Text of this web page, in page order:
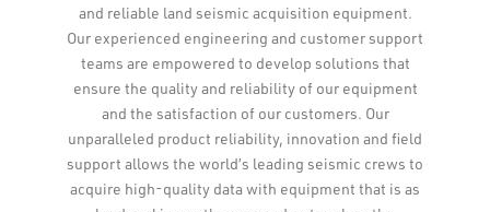
and reliable land seismic acquisition equipment.
Our experienced engineering and customer support
teams are empowered to develop solutions that
ensure the quality and reliability of our equipment
and the satisfaction of our customers. Our
unparalleled product reliability, innovation and field
support allows the world’s leading seismic crews to
acquire high-quality data with equipment that is as